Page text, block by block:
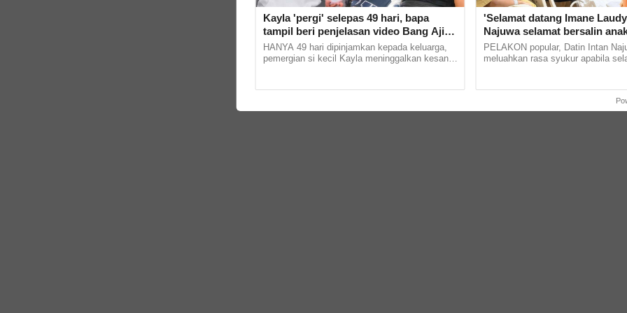
Kayla 'pergi' selepas 49 hari, bapa
tampil beri penjelasan video Bang Aji
bagi susu - 'Nanti dah 'lega', adik
baliklah'
HANYA 49 hari dipinjamkan kepada keluarga,
pemergian si kecil Kayla meninggalkan kesan
'Selamat datang Imane
Najuwa selamat bersalin
PELAKON popular, Datin Intan
meluahkan rasa syukur apabila